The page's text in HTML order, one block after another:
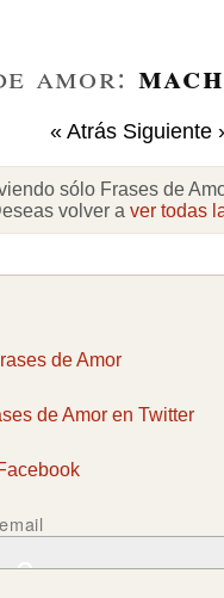
amor:
« Atrás Siguiente
sólo Frases de
volver a ver todas
de Amor
de Amor en Twitter